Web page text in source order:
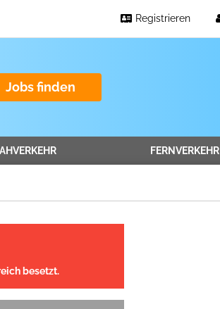
Registrieren
Jobs finden
FERNVERKEHR
besetzt.